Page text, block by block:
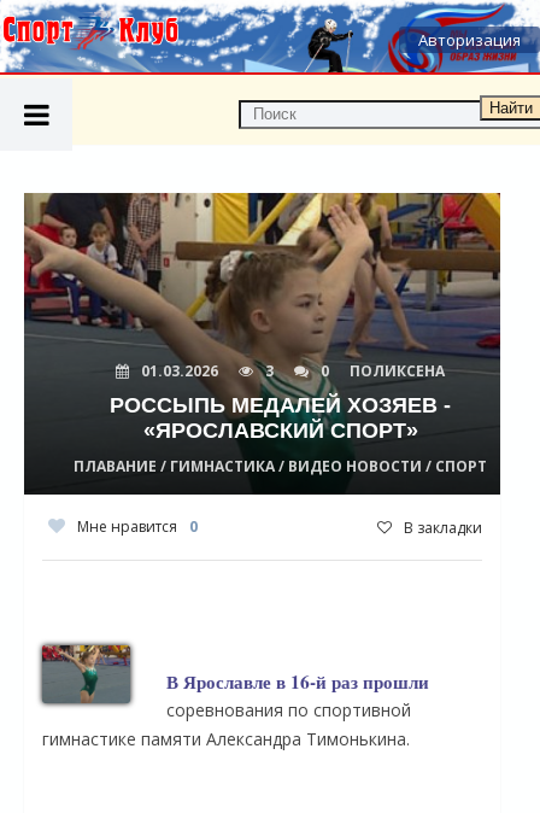
Авторизация
Найти
01.03.2026 3 0 ПОЛИКСЕНА
РОССЫПЬ МЕДАЛЕЙ ХОЗЯЕВ -
«ЯРОСЛАВСКИЙ СПОРТ»
ПЛАВАНИЕ / ГИМНАСТИКА / ВИДЕО НОВОСТИ / СПОРТ
Мне нравится 0 В закладки
В Ярославле в 16-й раз прошли
соревнования по спортивной
гимнастике памяти Александра Тимонькина.